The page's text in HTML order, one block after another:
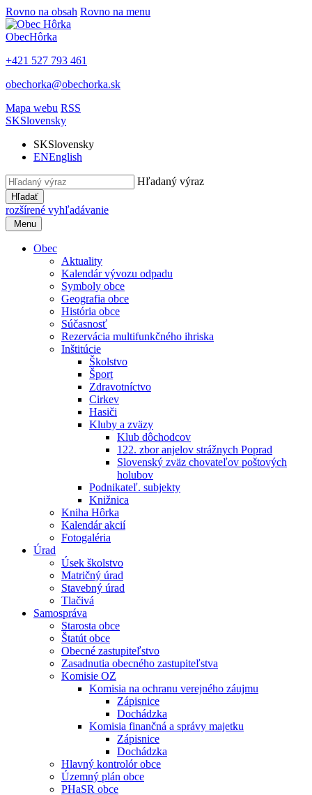
Rovno na obsah Rovno na menu
ObecHôrka
+421 527 793 461
obechorka@obechorka.sk
Mapa webu RSS
SKSlovensky
SKSlovensky
ENEnglish
Hľadaný výraz
Hľadať
rozšírené vyhľadávanie
Menu
Obec
Aktuality
Kalendár vývozu odpadu
Symboly obce
Geografia obce
História obce
Súčasnosť
Rezervácia multifunkčného ihriska
Inštitúcie
Školstvo
Šport
Zdravotníctvo
Cirkev
Hasiči
Kluby a zväzy
Klub dôchodcov
122. zbor anjelov strážnych Poprad
Slovenský zväz chovateľov poštových
holubov
Podnikateľ. subjekty
Knižnica
Kniha Hôrka
Kalendár akcií
Fotogaléria
Úrad
Úsek školstvo
Matričný úrad
Stavebný úrad
Tlačivá
Samospráva
Starosta obce
Štatút obce
Obecné zastupiteľstvo
Zasadnutia obecného zastupiteľstva
Komisie OZ
Komisia na ochranu verejného záujmu
Zápisnice
Dochádzka
Komisia finančná a správy majetku
Zápisnice
Dochádzka
Hlavný kontrolór obce
Územný plán obce
PHaSR obce